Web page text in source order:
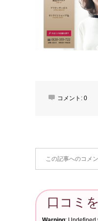
コメント: 0
この記事へのコメ
口コミ